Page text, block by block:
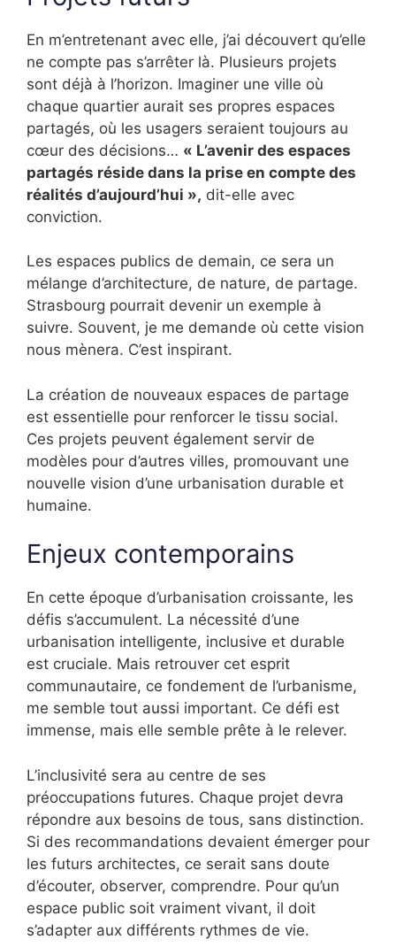
En m’entretenant avec elle, j’ai découvert qu’elle
ne compte pas s’arrêter là. Plusieurs projets
sont déjà à l’horizon. Imaginer une ville où
chaque quartier aurait ses propres espaces
partagés, où les usagers seraient toujours au
cœur des décisions… « L’avenir des espaces
partagés réside dans la prise en compte des
réalités d’aujourd’hui », dit-elle avec
conviction.
Les espaces publics de demain, ce sera un
mélange d’architecture, de nature, de partage.
Strasbourg pourrait devenir un exemple à
suivre. Souvent, je me demande où cette vision
nous mènera. C’est inspirant.
La création de nouveaux espaces de partage
est essentielle pour renforcer le tissu social.
Ces projets peuvent également servir de
modèles pour d’autres villes, promouvant une
nouvelle vision d’une urbanisation durable et
humaine.
Enjeux contemporains
En cette époque d’urbanisation croissante, les
défis s’accumulent. La nécessité d’une
urbanisation intelligente, inclusive et durable
est cruciale. Mais retrouver cet esprit
communautaire, ce fondement de l’urbanisme,
me semble tout aussi important. Ce défi est
immense, mais elle semble prête à le relever.
L’inclusivité sera au centre de ses
préoccupations futures. Chaque projet devra
répondre aux besoins de tous, sans distinction.
Si des recommandations devaient émerger pour
les futurs architectes, ce serait sans doute
d’écouter, observer, comprendre. Pour qu’un
espace public soit vraiment vivant, il doit
s’adapter aux différents rythmes de vie.